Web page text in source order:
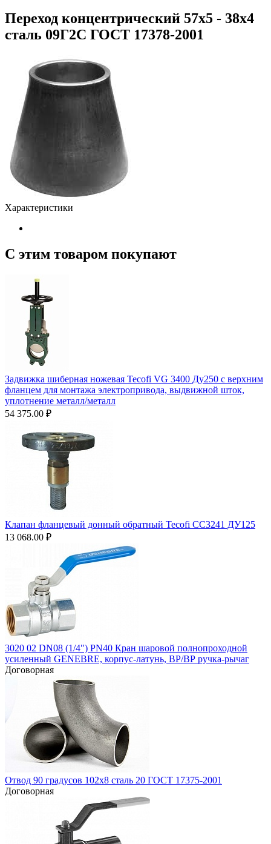
Переход концентрический 57х5 - 38х4
сталь 09Г2С ГОСТ 17378-2001
Характеристики
С этим товаром покупают
Задвижка шиберная ножевая Tecofi VG 3400 Ду250 с верхним
фланцем для монтажа электропривода, выдвижной шток,
уплотнение металл/металл
54 375.00 ₽
Клапан фланцевый донный обратный Tecofi CC3241 ДУ125
13 068.00 ₽
3020 02 DN08 (1/4") PN40 Кран шаровой полнопроходной
усиленный GENEBRE, корпус-латунь, ВР/ВР ручка-рычаг
Договорная
Отвод 90 градусов 102х8 сталь 20 ГОСТ 17375-2001
Договорная